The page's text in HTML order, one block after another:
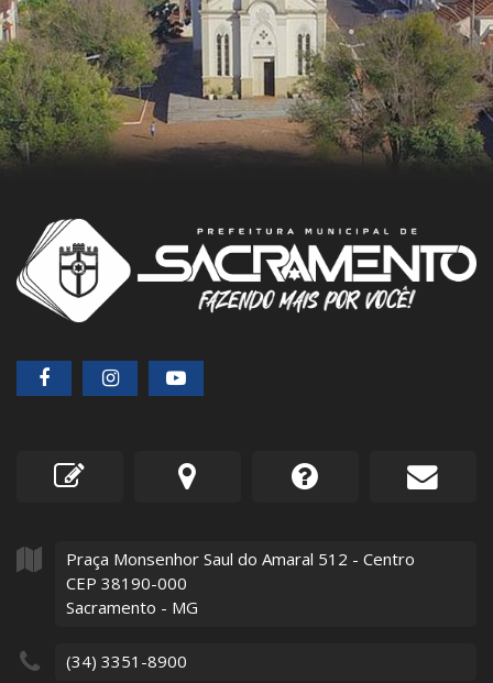
Praça Monsenhor Saul do Amaral 512 - Centro
CEP 38190-000
Sacramento - MG
(34) 3351-8900